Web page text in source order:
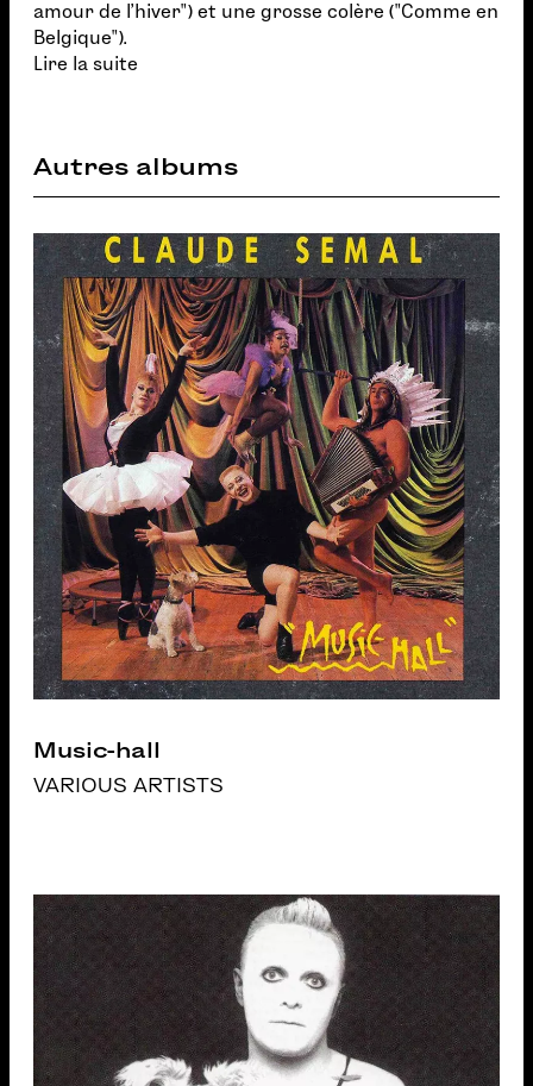
amour de l'hiver") et une grosse colère ("Comme en
Belgique").
Lire la suite
Autres albums
Music-hall
VARIOUS ARTISTS